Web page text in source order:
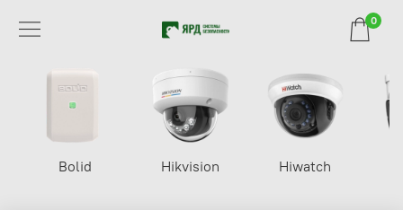
0
Bolid Hikvision Hiwatch